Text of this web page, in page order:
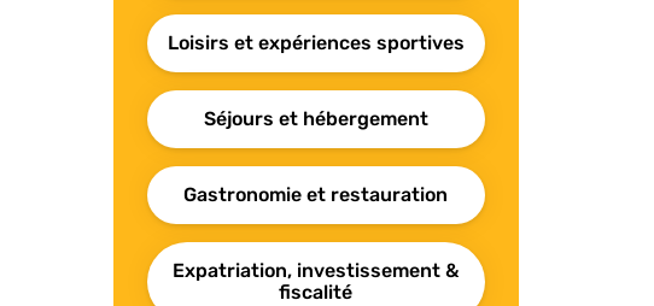
Loisirs et expériences sportives
Séjours et hébergement
Gastronomie et restauration
Expatriation, investissement &
fiscalité